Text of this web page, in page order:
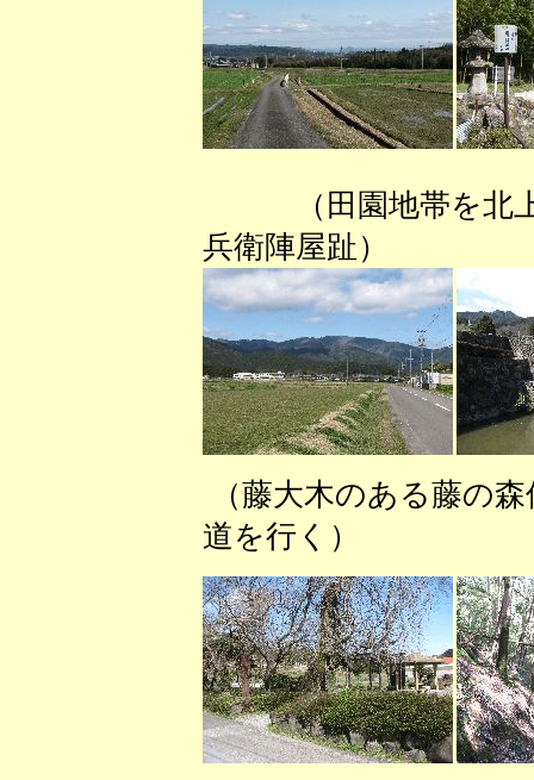
（田園地帯
兵衛陣屋趾） （半
（藤大木のある藤
道を行く） （